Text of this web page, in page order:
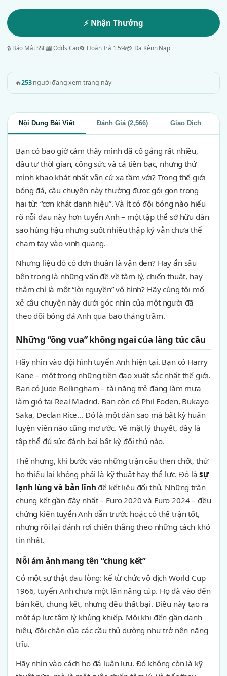
⚡ Nhận Thưởng
🔒 Bảo Mật SSL🎰 Odds Cao🔄 Hoàn Trả 1.5%💳 Đa Kênh Nạp
🔥253người đang xem trang này
Nội Dung Bài Viết Đánh Giá (2,566) Giao Dịch
Bạn có bao giờ cảm thấy mình đã cố gắng rất nhiều,
đầu tư thời gian, công sức và cả tiền bạc, nhưng thứ
mình khao khát nhất vẫn cứ xa tầm với? Trong thế giới
bóng đá, câu chuyện này thường được gói gọn trong
hai từ: “cơn khát danh hiệu”. Và ít có đội bóng nào hiểu
rõ nỗi đau này hơn tuyển Anh – một tập thể sở hữu dàn
sao hùng hậu nhưng suốt nhiều thập kỷ vẫn chưa thể
chạm tay vào vinh quang.
Nhưng liệu đó có đơn thuần là vận đen? Hay ẩn sâu
bên trong là những vấn đề về tâm lý, chiến thuật, hay
thậm chí là một “lời nguyền” vô hình? Hãy cùng tôi mổ
xẻ câu chuyện này dưới góc nhìn của một người đã
theo dõi bóng đá Anh qua bao thăng trầm.
Những “ông vua” không ngai của làng túc cầu
Hãy nhìn vào đội hình tuyển Anh hiện tại. Bạn có Harry
Kane – một trong những tiền đạo xuất sắc nhất thế giới.
Bạn có Jude Bellingham – tài năng trẻ đang làm mưa
làm gió tại Real Madrid. Bạn còn có Phil Foden, Bukayo
Saka, Declan Rice… Đó là một dàn sao mà bất kỳ huấn
luyện viên nào cũng mơ ước. Về mặt lý thuyết, đây là
tập thể đủ sức đánh bại bất kỳ đối thủ nào.
Thế nhưng, khi bước vào những trận cầu then chốt, thứ
họ thiếu lại không phải là kỹ thuật hay thể lực. Đó làsự
lạnh lùng và bản lĩnh để kết liễu đối thủ. Những trận
chung kết gần đây nhất – Euro 2020 và Euro 2024 – đều
chứng kiến tuyển Anh dẫn trước hoặc có thế trận tốt,
nhưng rồi lại đánh rơi chiến thắng theo những cách khó
tin nhất.
Nỗi ám ảnh mang tên “chung kết”
Có một sự thật đau lòng: kể từ chức vô địch World Cup
1966, tuyển Anh chưa một lần nâng cúp. Họ đã vào đến
bán kết, chung kết, nhưng đều thất bại. Điều này tạo ra
một áp lực tâm lý khủng khiếp. Mỗi khi đến gần danh
hiệu, đôi chân của các cầu thủ dường như trở nên nặng
trĩu.
Hãy nhìn vào cách họ đá luân lưu. Đó không còn là kỹ